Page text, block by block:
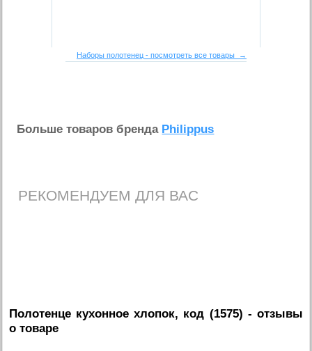
Наборы полотенец - посмотреть все товары →
Больше товаров бренда Philippus
РЕКОМЕНДУЕМ ДЛЯ ВАС
Полотенце кухонное хлопок, код (1575) - отзывы
о товаре